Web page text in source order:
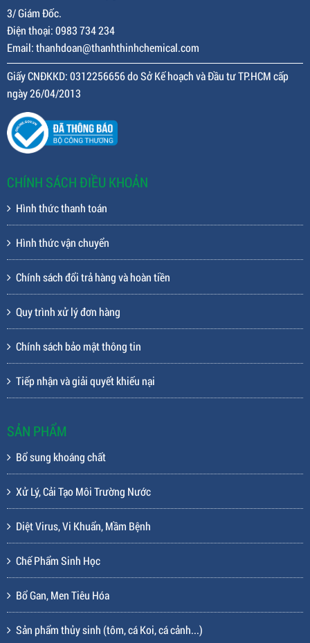
3/ Giám Đốc.
Điện thoại: 0983 734 234
Email: thanhdoan@thanhthinhchemical.com
Giấy CNĐKKD: 0312256656 do Sở Kế hoạch và Đầu tư TP.HCM cấp
ngày 26/04/2013
CHÍNH SÁCH ĐIỀU KHOẢN
Hình thức thanh toán
Hình thức vận chuyển
Chính sách đổi trả hàng và hoàn tiền
Quy trình xử lý đơn hàng
Chính sách bảo mật thông tin
Tiếp nhận và giải quyết khiếu nại
SẢN PHẨM
Bổ sung khoáng chất
Xử Lý, Cải Tạo Môi Trường Nước
Diệt Virus, Vi Khuẩn, Mầm Bệnh
Chế Phẩm Sinh Học
Bổ Gan, Men Tiêu Hóa
Sản phẩm thủy sinh (tôm, cá Koi, cá cảnh...)